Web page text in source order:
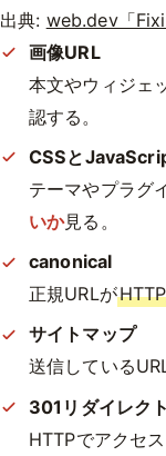
出典: web.dev「
画像URL
本文やウィジェ
認する。
CSSと
テーマやプラグ
いか見る。
canonical
正規URLが
サイトマップ
送信している
301リダイレクト
HTTPでアクセ